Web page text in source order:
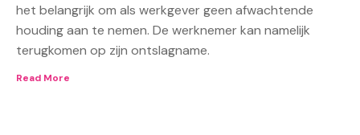
het belangrijk om als werkgever geen afwachtende
houding aan te nemen. De werknemer kan namelijk
terugkomen op zijn ontslagname.
Read More